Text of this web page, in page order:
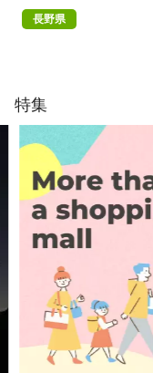
長野県
特集